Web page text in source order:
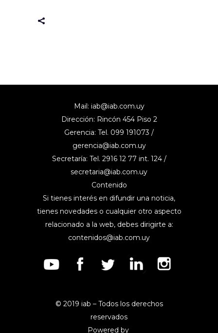
Mail: iab@iab.com.uy
Dirección: Rincón 454 Piso 2
Gerencia: Tel. 099 191073 /
gerencia@iab.com.uy
Secretaría: Tel. 2916 12 77 int. 124 /
secretaria@iab.com.uy
Contenido
Si tienes interés en difundir una noticia,
tienes novedades o cualquier otro aspecto
relacionado a la web, debes dirigirte a:
contenidos@iab.com.uy
© 2019 iab – Todos los derechos
reservados
Powered by